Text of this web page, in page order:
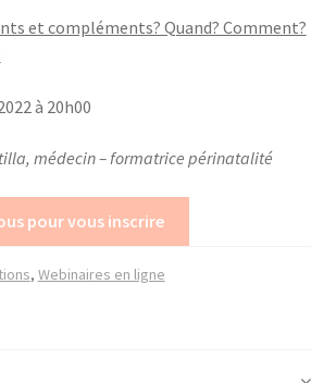
et compléments? Quand? Comment?
à 20h00
médecin – formatrice périnatalité
pour vous inscrire
, Webinaires en ligne